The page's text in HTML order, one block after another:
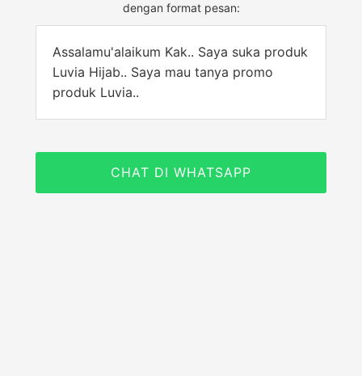
dengan format pesan:
Assalamu'alaikum Kak.. Saya suka produk
Luvia Hijab.. Saya mau tanya promo
produk Luvia..
CHAT DI WHATSAPP